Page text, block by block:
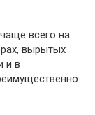
всего на
вырытых
и в